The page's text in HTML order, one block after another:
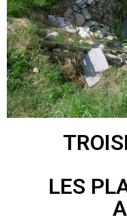
LES